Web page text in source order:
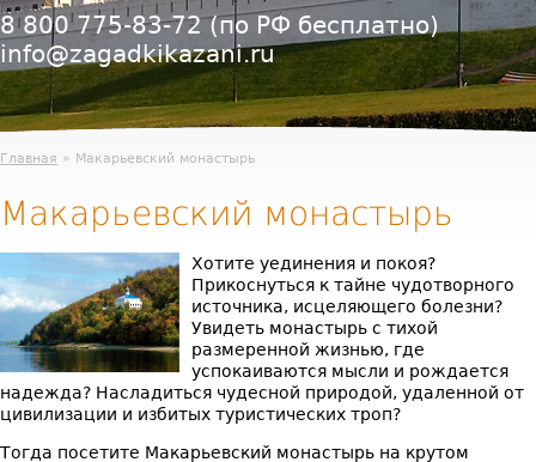
8 800 775-83-72(по РФ бесплатно)
info@zagadkikazani.ru
Главная » Макарьевский монастырь
Макарьевский монастырь
Хотите уединения и покоя?
Прикоснуться к тайне чудотворного
источника, исцеляющего болезни?
Увидеть монастырь с тихой
размеренной жизнью, где
успокаиваются мысли и рождается
надежда? Насладиться чудесной природой, удаленной от
цивилизации и избитых туристических троп?
Тогда посетите Макарьевский монастырь на крутом